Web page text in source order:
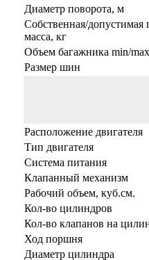
Диаметр поворота, м
Собственная/допустимая
масса, кг
Объем багажника min/
Размер шин
Расположение двигателя
Тип двигателя
Система питания
Клапанный механизм
Рабочий объем, куб.см.
Кол-во цилиндров
Кол-во клапанов на
Ход поршня
Диаметр цилиндра